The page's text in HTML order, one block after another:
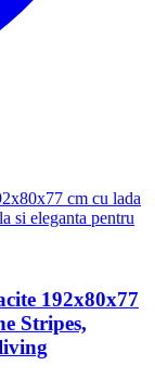
192x80x77
Stripes,